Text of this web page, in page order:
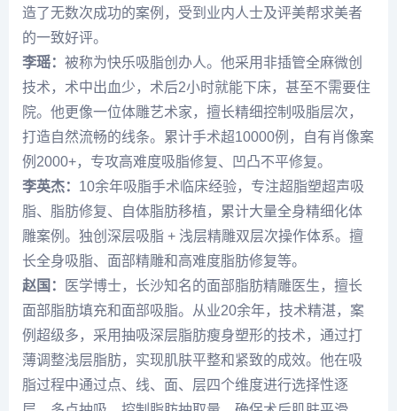
造了无数次成功的案例，受到业内人士及评美帮求美者
的一致好评。
李瑶： 被称为快乐吸脂创办人。他采用非插管全麻微创
技术，术中出血少，术后2小时就能下床，甚至不需要住
院。他更像一位体雕艺术家，擅长精细控制吸脂层次，
打造自然流畅的线条。累计手术超10000例，自有肖像案
例2000+，专攻高难度吸脂修复、凹凸不平修复。
李英杰： 10余年吸脂手术临床经验，专注超脂塑超声吸
脂、脂肪修复、自体脂肪移植，累计大量全身精细化体
雕案例。独创深层吸脂 + 浅层精雕双层次操作体系。擅
长全身吸脂、面部精雕和高难度脂肪修复等。
赵国 ：
医学博士，长沙知名的面部脂肪精雕医生，擅长
面部脂肪填充和面部吸脂。从业20余年，技术精湛，案
例超级多，采用抽吸深层脂肪瘦身塑形的技术，通过打
薄调整浅层脂肪，实现肌肤平整和紧致的成效。他在吸
脂过程中通过点、线、面、层四个维度进行选择性逐